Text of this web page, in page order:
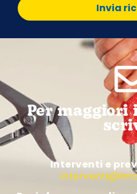
Invia
Per
Interventi e